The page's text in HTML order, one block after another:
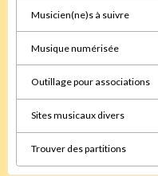
Musicien(ne)s à suivre
Musique numérisée
Outillage pour associations
Sites musicaux divers
Trouver des partitions